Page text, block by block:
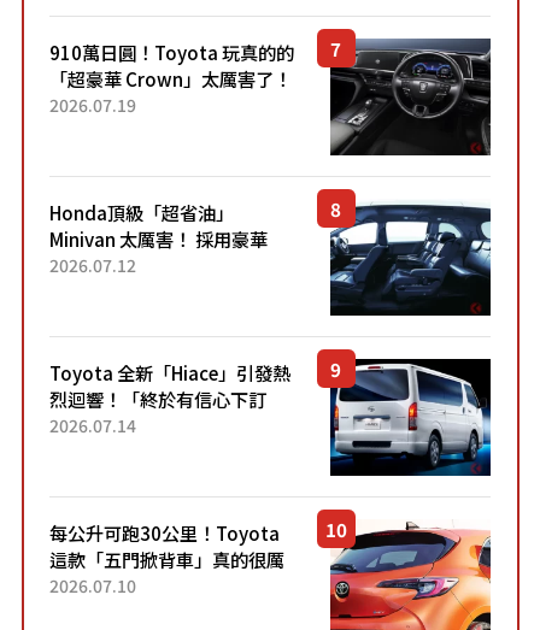
910萬日圓！Toyota 玩真的的
「超豪華 Crown」太厲害了！
採用由「匠人技藝」打造的
2026.07.19
Honda頂級「超省油」
Minivan 太厲害！ 採用豪華
「真皮座椅」與專屬「黑色內
「三...
2026.07.12
Toyota 全新「Hiace」引發熱
烈迴響！「終於有信心下訂
了！」「哪個等級交車最
車？...
2026.07.14
每公升可跑30公里！Toyota
這款「五門掀背車」真的很厲
害！ 擁有全長4.3公尺的「剛剛
2026.07.10